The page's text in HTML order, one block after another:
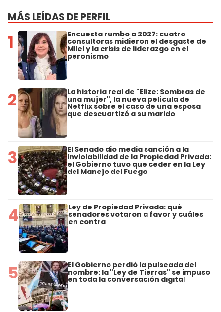
MÁS LEÍDAS DE PERFIL
1 Encuesta rumbo a 2027: cuatro
consultoras midieron el desgaste de
Milei y la crisis de liderazgo en el
peronismo
2 La historia real de "Elize: Sombras de
una mujer", la nueva película de
Netflix sobre el caso de una esposa
que descuartizó a su marido
3 El Senado dio media sanción a la
Inviolabilidad de la Propiedad Privada:
el Gobierno tuvo que ceder en la Ley
del Manejo del Fuego
4 Ley de Propiedad Privada: qué
senadores votaron a favor y cuáles
en contra
5 El Gobierno perdió la pulseada del
nombre: la "Ley de Tierras" se impuso
en toda la conversación digital